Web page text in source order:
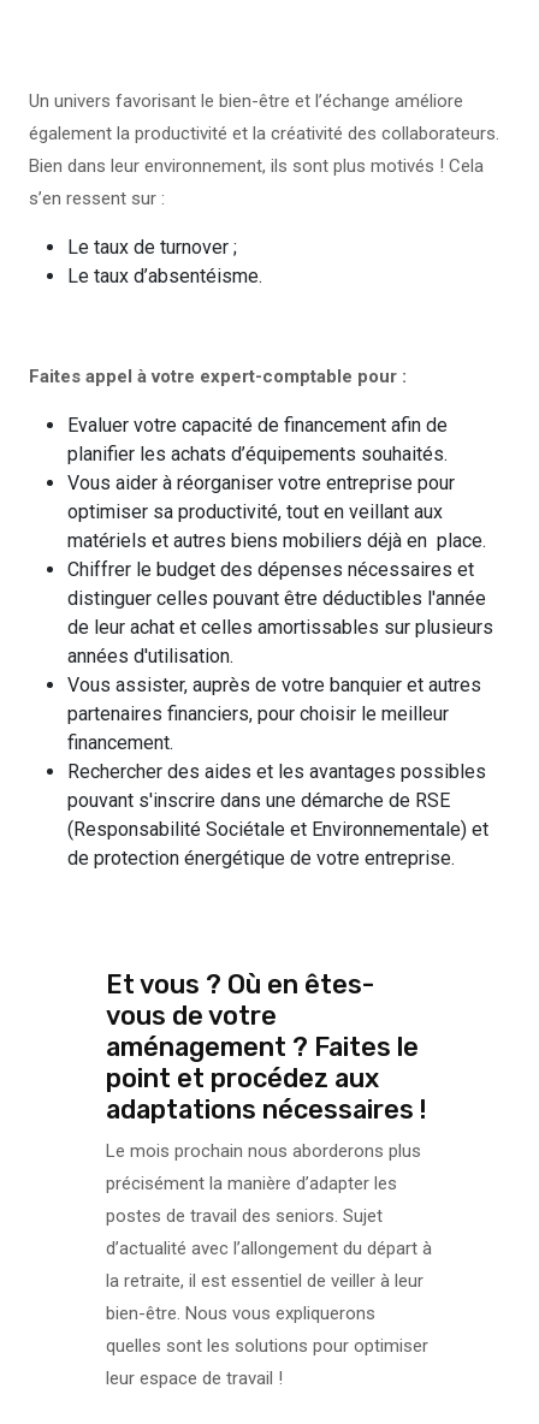
Un univers favorisant le bien-être et l’échange améliore
également la productivité et la créativité des collaborateurs.
Bien dans leur environnement, ils sont plus motivés ! Cela
s’en ressent sur :
Le taux de turnover ;
Le taux d’absentéisme.
Faites appel à votre expert-comptable pour :
Evaluer votre capacité de financement afin de
planifier les achats d’équipements souhaités.
Vous aider à réorganiser votre entreprise pour
optimiser sa productivité, tout en veillant aux
matériels et autres biens mobiliers déjà en place.
Chiffrer le budget des dépenses nécessaires et
distinguer celles pouvant être déductibles l'année
de leur achat et celles amortissables sur plusieurs
années d'utilisation.
Vous assister, auprès de votre banquier et autres
partenaires financiers, pour choisir le meilleur
financement.
Rechercher des aides et les avantages possibles
pouvant s'inscrire dans une démarche de RSE
(Responsabilité Sociétale et Environnementale) et
de protection énergétique de votre entreprise.
Et vous ? Où en êtes-
vous de votre
aménagement ? Faites le
point et procédez aux
adaptations nécessaires !
Le mois prochain nous aborderons plus
précisément la manière d’adapter les
postes de travail des seniors. Sujet
d’actualité avec l’allongement du départ à
la retraite, il est essentiel de veiller à leur
bien-être. Nous vous expliquerons
quelles sont les solutions pour optimiser
leur espace de travail !